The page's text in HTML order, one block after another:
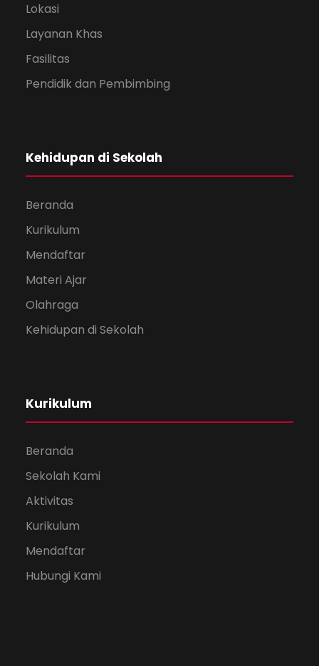
Lokasi
Layanan Khas
Fasilitas
Pendidik dan Pembimbing
Kehidupan di Sekolah
Beranda
Kurikulum
Mendaftar
Materi Ajar
Olahraga
Kehidupan di Sekolah
Kurikulum
Beranda
Sekolah Kami
Aktivitas
Kurikulum
Mendaftar
Hubungi Kami